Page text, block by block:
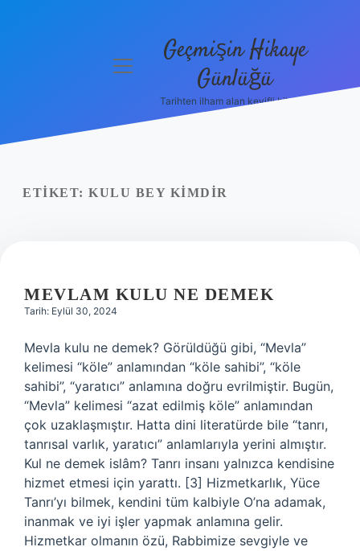
menüyü
Geçmişin Hikaye
Günlüğü
Tarihten ilham alan keyifli bilgiler!
ETIKET: KULU BEY KIMDIR
MEVLAM KULU NE DEMEK
Tarih: Eylül 30, 2024
Mevla kulu ne demek? Görüldüğü gibi, “Mevla”
kelimesi “köle” anlamından “köle sahibi”, “köle
sahibi”, “yaratıcı” anlamına doğru evrilmiştir. Bugün,
“Mevla” kelimesi “azat edilmiş köle” anlamından
çok uzaklaşmıştır. Hatta dini literatürde bile “tanrı,
tanrısal varlık, yaratıcı” anlamlarıyla yerini almıştır.
Kul ne demek islâm? Tanrı insanı yalnızca kendisine
hizmet etmesi için yarattı. [3] Hizmetkarlık, Yüce
Tanrı’yı ​​bilmek, kendini tüm kalbiyle O’na adamak,
inanmak ve iyi işler yapmak anlamına gelir.
Hizmetkar olmanın özü, Rabbimize sevgiyle ve